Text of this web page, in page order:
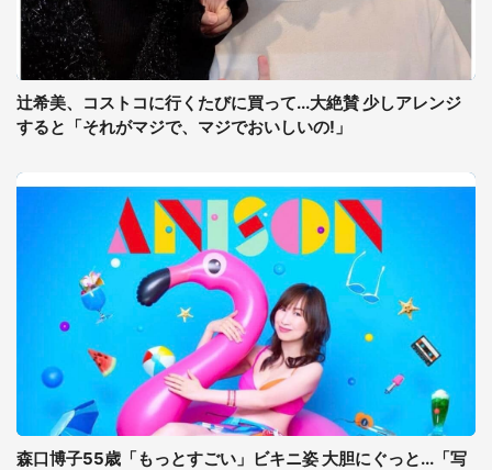
辻希美、コストコに行くたびに買って...大絶賛 少しアレンジ
すると「それがマジで、マジでおいしいの!」
森口博子55歳「もっとすごい」ビキニ姿 大胆にぐっと...「写